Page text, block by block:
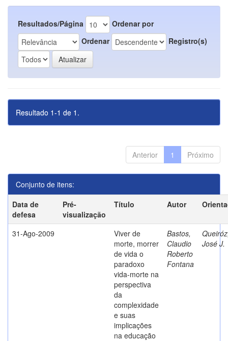
Resultados/Página
Ordenar por
Ordenar
Registro(s)
Resultado 1-1 de 1.
Anterior 1 Próximo
Conjunto de itens:
Data de
defesa
Pré-
visualização
Título Autor
31-Ago-2009
Viver de
morte, morrer
de vida o
paradoxo
vida-morte na
perspectiva
da
complexidade
e suas
implicações
na educação
Bastos,
Claudio
Roberto
Fontana
José J.